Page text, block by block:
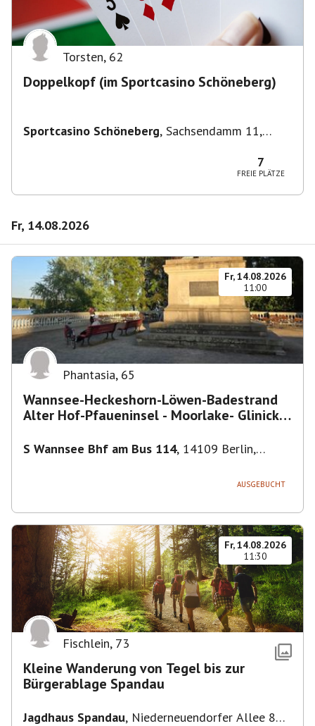
Torsten, 62
Doppelkopf (im Sportcasino Schöneberg)
Sportcasino Schöneberg, Sachsendamm 11,
7
FREIE PLÄTZE
Fr, 14.08.2026
Fr, 14.08.2026
11:00
Phantasia, 65
Wannsee-Heckeshorn-Löwen-Badestrand
Alter Hof-Pfaueninsel - Moorlake- Glinicker
S Wannsee Bhf am Bus 114, 14109 Berlin,
AUSGEBUCHT
Fr, 14.08.2026
11:30
Fischlein, 73
Kleine Wanderung von Tegel bis zur
Bürgerablage Spandau
Jagdhaus Spandau, Niederneuendorfer Allee 80,